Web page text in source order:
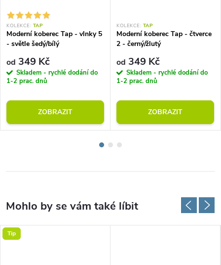
KOLEKCE: TAP
Moderní koberec Tap - vlnky 5
- světle šedý/bílý
od 349 Kč
Skladem - rychlé dodání do
1-2 prac. dnů
ZOBRAZIT
KOLEKCE: TAP
Moderní koberec Tap - čtverce
2 - černý/žlutý
od 349 Kč
Skladem - rychlé dodání do
1-2 prac. dnů
ZOBRAZIT
Tip